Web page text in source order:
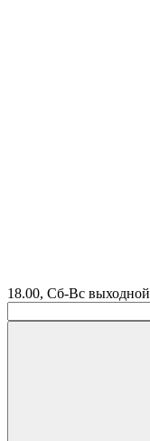
18.00, Сб-Вс выходной